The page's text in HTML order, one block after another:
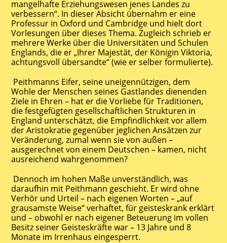
mangelhafte Erziehungswesen jenes Landes zu
verbessern“. In dieser Absicht übernahm er eine
Professur in Oxford und Cambridge und hielt dort
Vorlesungen über dieses Thema. Zugleich schrieb er
mehrere Werke über die Universitäten und Schulen
Englands, die er „Ihrer Majestät, der Königin Viktoria,
achtungsvoll übersandte“ (wie er selber formulierte).
Peithmanns Eifer, seine uneigennützigen, dem
Wohle der Menschen seines Gastlandes dienenden
Ziele in Ehren – hat er die Vorliebe für Traditionen,
die festgefügten gesellschaftlichen Strukturen in
England unterschätzt, die Empfindlichkeit vor allem
der Aristokratie gegenüber jeglichen Ansätzen zur
Veränderung, zumal wenn sie von außen –
ausgerechnet von einem Deutschen – kamen, nicht
ausreichend wahrgenommen?
Dennoch im hohen Maße unverständlich, was
daraufhin mit Peithmann geschieht. Er wird ohne
Verhör und Urteil – nach eigenen Worten – „auf
grausamste Weise“ verhaftet, für geisteskrank erklärt
und – obwohl er nach eigener Beteuerung im vollen
Besitz seiner Geisteskräfte war – 13 Jahre und 8
Monate im Irrenhaus eingesperrt.